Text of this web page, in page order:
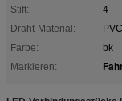
Stift:
4
Draht-Material:
PVC
Farbe:
bk
Markieren: